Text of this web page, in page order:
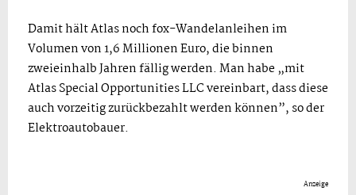
Damit hält Atlas noch fox-Wandelanleihen im
Volumen von 1,6 Millionen Euro, die binnen
zweieinhalb Jahren fällig werden. Man habe „mit
Atlas Special Opportunities LLC vereinbart, dass diese
auch vorzeitig zurückbezahlt werden können”, so der
Elektroautobauer.
Anzeige